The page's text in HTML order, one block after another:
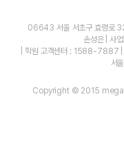
06643 서울 서초구 효령로
손성은 |
| 학원 고객센터 : 1588-7887 |
서
Copyright © 2015